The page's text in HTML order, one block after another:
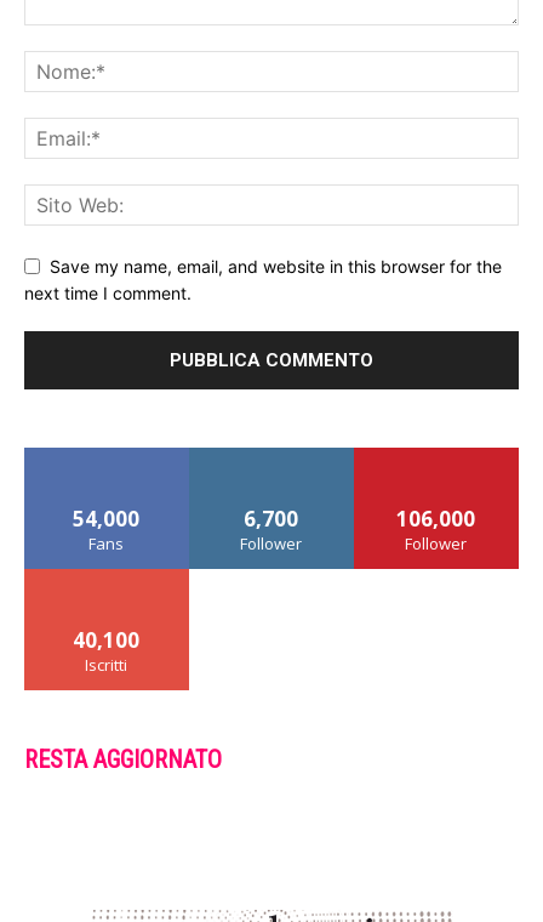
Save my name, email, and website in this browser for the
next time I comment.
54,000
Fans
6,700
Follower
106,000
Follower
40,100
Iscritti
RESTA AGGIORNATO